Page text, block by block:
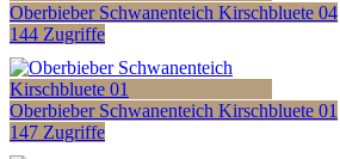
Oberbieber Schwanenteich Kirschbluete 04
144 Zugriffe
Oberbieber Schwanenteich Kirschbluete 01
147 Zugriffe